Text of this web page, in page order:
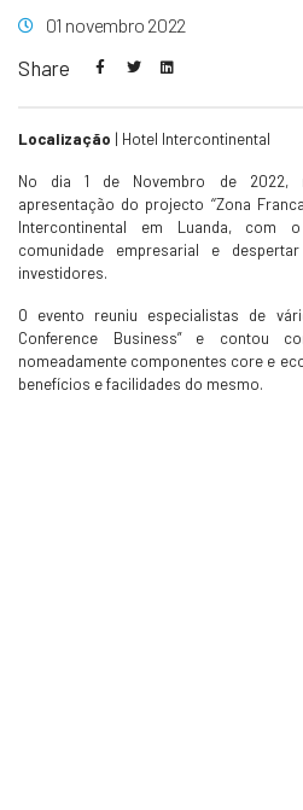
01 novembro 2022
Share
Localização | Hotel Intercontinental
No dia 1 de Novembro de 2022,
apresentação do projecto ‘‘Zona
Intercontinental em Luanda, com
comunidade empresarial e
investidores.
O evento reuniu especialistas de
Conference Business” e contou
nomeadamente componentes core e
benefícios e facilidades do mesmo. ⠀⠀⠀